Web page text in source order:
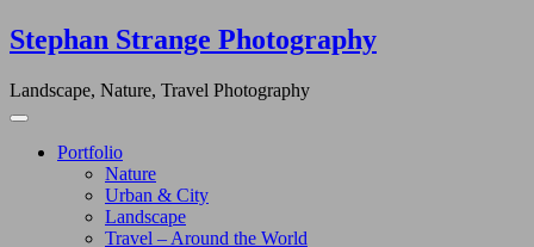
Skip
to
Stephan Strange Photography
Landscape, Nature, Travel Photography
Portfolio
Nature
Urban & City
Landscape
Travel – Around the World